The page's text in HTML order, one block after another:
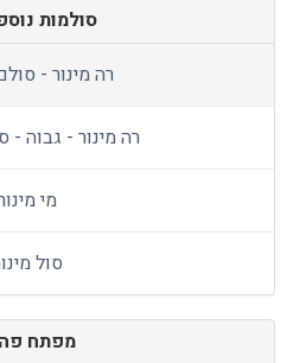
סולמות
רה מינור -
רה מינור - גבוה -
מי
סול
מפתח